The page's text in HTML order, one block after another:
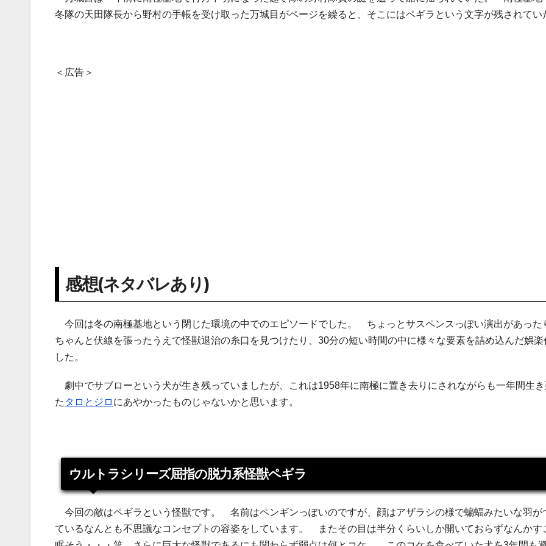
冬隊の天田隊長から野村の手帳を受け取った万城目がページを繰ると、そこにはペギラという文字が残されてい
＜広告＞
感想(ネタバレあり)
今回は冬の南極基地という閉じた環境の中でのエピソードでした。 ちょっとサスペンスっぽい演出があった
ちゃんと伏線を張ったうえで怪獣退治の糸口を見つけたり、30分の短い時間の中に様々な要素を詰め込んだ娯楽
した。
劇中でサブローという犬が生き残っていましたが、これは1958年に南極に置き去りにされながらも一年間生
た タロとジロ にあやかったものじゃないかと思います。
ウルトラシリーズ屈指の脱力系怪獣ペギラ
今回の敵はペギラという怪獣です。 名前はペンギンっぽいのですが、顔はアザラシの様で蝙蝠みたいな羽が
ているなんとも不思議なコンセプトの容姿をしています。 またその目は半分くらいしか開いておらずなんかす